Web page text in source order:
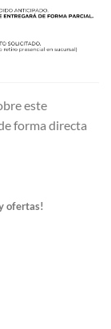
este
forma directa
ofertas!